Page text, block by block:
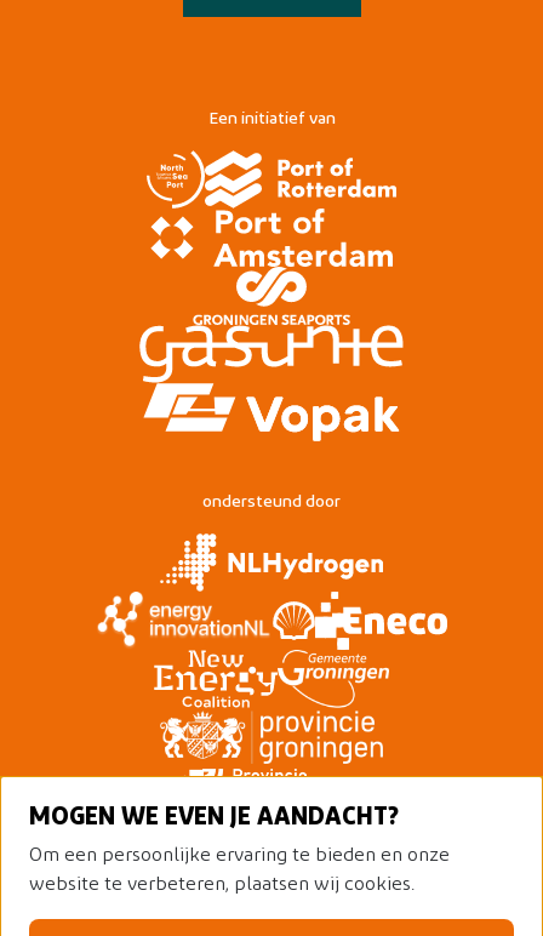
Een initiatief van
ondersteund door
MOGEN WE EVEN JE AANDACHT?
Om een persoonlijke ervaring te bieden en onze
website te verbeteren, plaatsen wij cookies.